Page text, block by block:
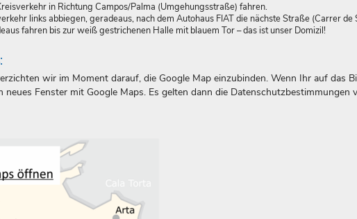
in Richtung Campos/Palma (Umgehungsstraße) fahren.
links abbiegen, geradeaus, nach dem Autohaus FIAT die nächste Straße (Carrer de
fahren bis zur weiß gestrichenen Halle mit blauem Tor – das ist unser Domizil!
wir im Moment darauf, die Google Map einzubinden. Wenn Ihr auf das
Fenster mit Google Maps. Es gelten dann die Datenschutzbestimmungen